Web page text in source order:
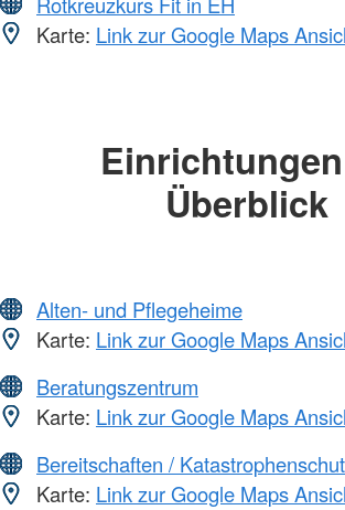
Karte: Link zur Google Maps
Überblick
Alten- und Pflegeheime
Karte: Link zur Google Maps
Beratungszentrum
Karte: Link zur Google Maps
Bereitschaften /
Karte: Link zur Google Maps